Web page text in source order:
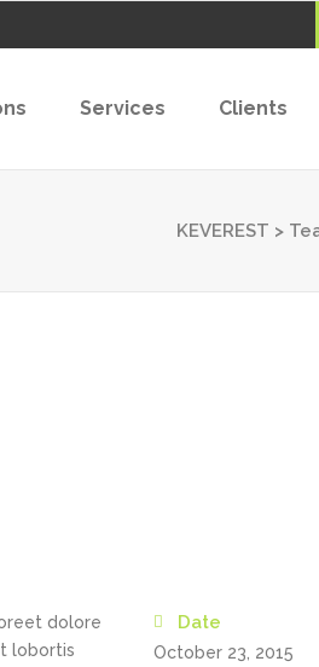
Services Clients
KEVEREST >
dolore
lobortis
Date
October 23, 2015